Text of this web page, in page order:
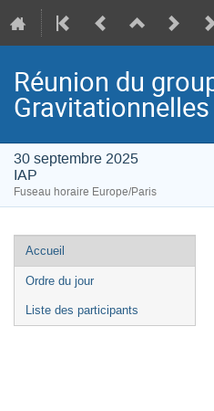
Réunion du
Gravitationnelles
30 septembre 2025
IAP
Fuseau horaire Europe/Paris
Menu
de
l'événement
Accueil
Ordre du jour
Liste des participants